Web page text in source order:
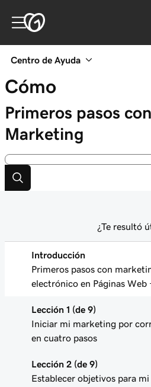
Centro de Ayuda
Cómo
Primeros pasos
Marketing
Introducción
Primeros pasos con
electrónico en Páginas Web
Lección 1 (de 9)
Iniciar mi marketing por
en cuatro pasos
Lección 2 (de 9)
Establecer objetivos para
¿Te resultó